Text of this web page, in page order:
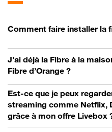
Comment faire installer la
J’ai déjà la Fibre à la
Fibre d’Orange ?
Est-ce que je peux
streaming comme Netflix,
grâce à mon offre Livebox